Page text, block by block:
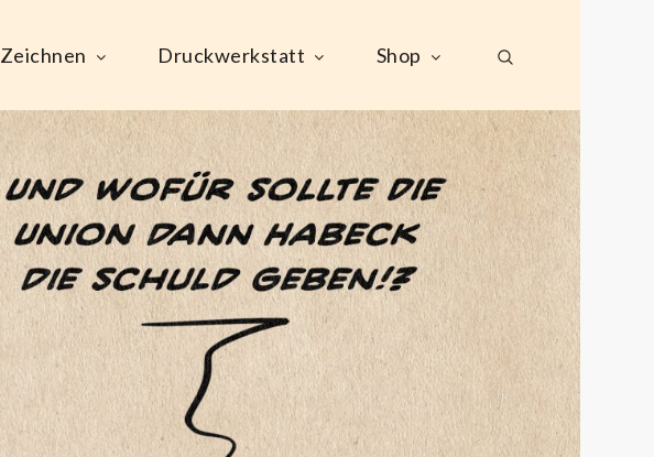
Zeichnen Druckwerkstatt Shop